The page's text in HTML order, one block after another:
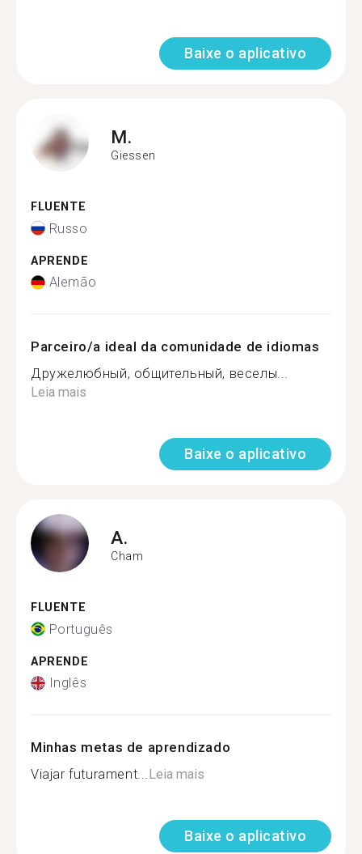
Baixe o aplicativo
M.
Giessen
FLUENTE
Russo
APRENDE
Alemão
Parceiro/a ideal da comunidade de idiomas
Дружелюбный, общительный, веселы...
Leia mais
Baixe o aplicativo
A.
Cham
FLUENTE
Português
APRENDE
Inglês
Minhas metas de aprendizado
Viajar futurament...Leia mais
Baixe o aplicativo